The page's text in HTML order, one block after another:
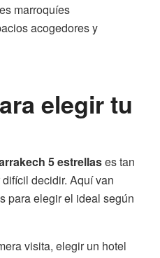
marroquíes
acogedores y
elegir tu
5 estrellases tan
decidir. Aquí van
para elegir el ideal según
visita, elegir un hotel